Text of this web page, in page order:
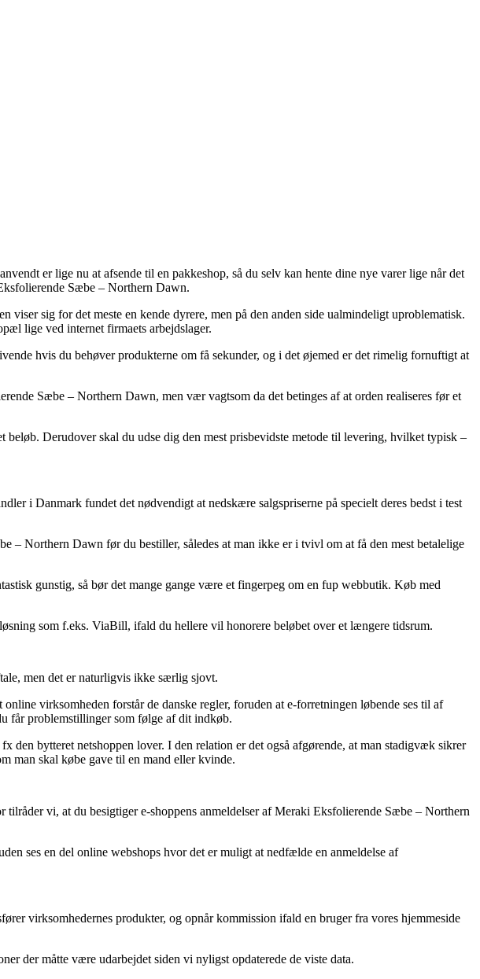
er lige nu at afsende til en pakkeshop, så du selv kan hente dine nye varer lige når det
Sæbe – Northern Dawn.
sig for det meste en kende dyrere, men på den anden side ualmindeligt uproblematisk.
lige ved internet firmaets arbejdslager.
hvis du behøver produkterne om få sekunder, og i det øjemed er det rimelig fornuftigt at
Sæbe – Northern Dawn, men vær vagtsom da det betinges af at orden realiseres før et
Derudover skal du udse dig den mest prisbevidste metode til levering, hvilket typisk –
i Danmark fundet det nødvendigt at nedskære salgspriserne på specielt deres bedst i test
– Northern Dawn før du bestiller, således at man ikke er i tvivl om at få den mest betalelige
gunstig, så bør det mange gange være et fingerpeg om en fup webbutik. Køb med
som f.eks. ViaBill, ifald du hellere vil honorere beløbet over et længere tidsrum.
men det er naturligvis ikke særlig sjovt.
virksomheden forstår de danske regler, foruden at e-forretningen løbende ses til af
får problemstillinger som følge af dit indkøb.
den bytteret netshoppen lover. I den relation er det også afgørende, at man stadigvæk sikrer
man skal købe gave til en mand eller kvinde.
vi, at du besigtiger e-shoppens anmeldelser af Meraki Eksfolierende Sæbe – Northern
ses en del online webshops hvor det er muligt at nedfælde en anmeldelse af
virksomhedernes produkter, og opnår kommission ifald en bruger fra vores hjemmeside
der måtte være udarbejdet siden vi nyligst opdaterede de viste data.